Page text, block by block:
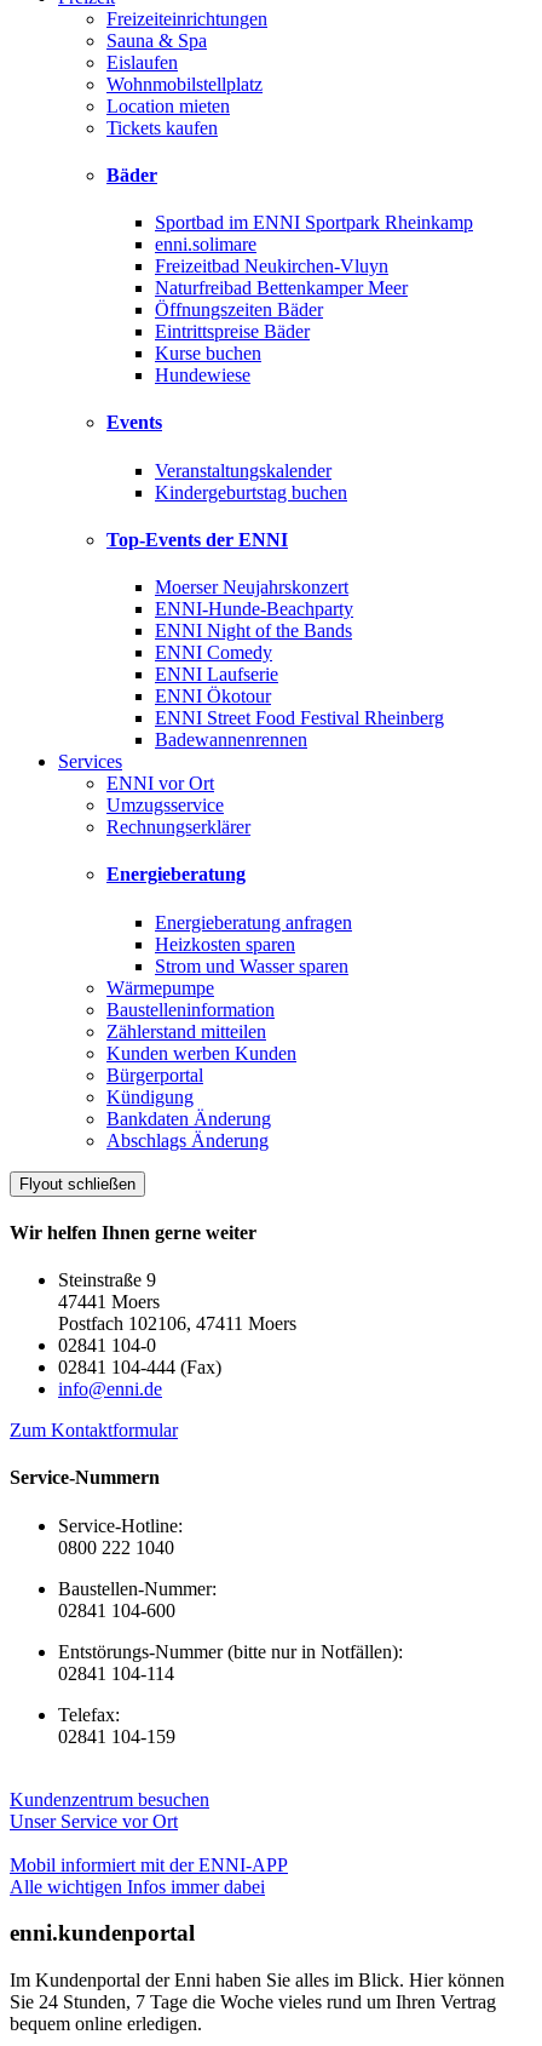
Freizeiteinrichtungen
Sauna & Spa
Eislaufen
Wohnmobilstellplatz
Location mieten
Tickets kaufen
Bäder
Sportbad im ENNI Sportpark Rheinkamp
enni.solimare
Freizeitbad Neukirchen-Vluyn
Naturfreibad Bettenkamper Meer
Öffnungszeiten Bäder
Eintrittspreise Bäder
Kurse buchen
Hundewiese
Events
Veranstaltungskalender
Kindergeburtstag buchen
Top-Events der ENNI
Moerser Neujahrskonzert
ENNI-Hunde-Beachparty
ENNI Night of the Bands
ENNI Comedy
ENNI Laufserie
ENNI Ökotour
ENNI Street Food Festival Rheinberg
Badewannenrennen
Services
ENNI vor Ort
Umzugsservice
Rechnungserklärer
Energieberatung
Energieberatung anfragen
Heizkosten sparen
Strom und Wasser sparen
Wärmepumpe
Baustelleninformation
Zählerstand mitteilen
Kunden werben Kunden
Bürgerportal
Kündigung
Bankdaten Änderung
Abschlags Änderung
Flyout schließen
Wir helfen Ihnen gerne weiter
Steinstraße 9
47441 Moers
Postfach 102106, 47411 Moers
02841 104-0
02841 104-444 (Fax)
info@enni.de
Zum Kontaktformular
Service-Nummern
Service-Hotline:
0800 222 1040
Baustellen-Nummer:
02841 104-600
Entstörungs-Nummer (bitte nur in Notfällen):
02841 104-114
Telefax:
02841 104-159
Kundenzentrum besuchen
Unser Service vor Ort
Mobil informiert mit der ENNI-APP
Alle wichtigen Infos immer dabei
enni.kundenportal
Im Kundenportal der Enni haben Sie alles im Blick. Hier können
Sie 24 Stunden, 7 Tage die Woche vieles rund um Ihren Vertrag
bequem online erledigen.